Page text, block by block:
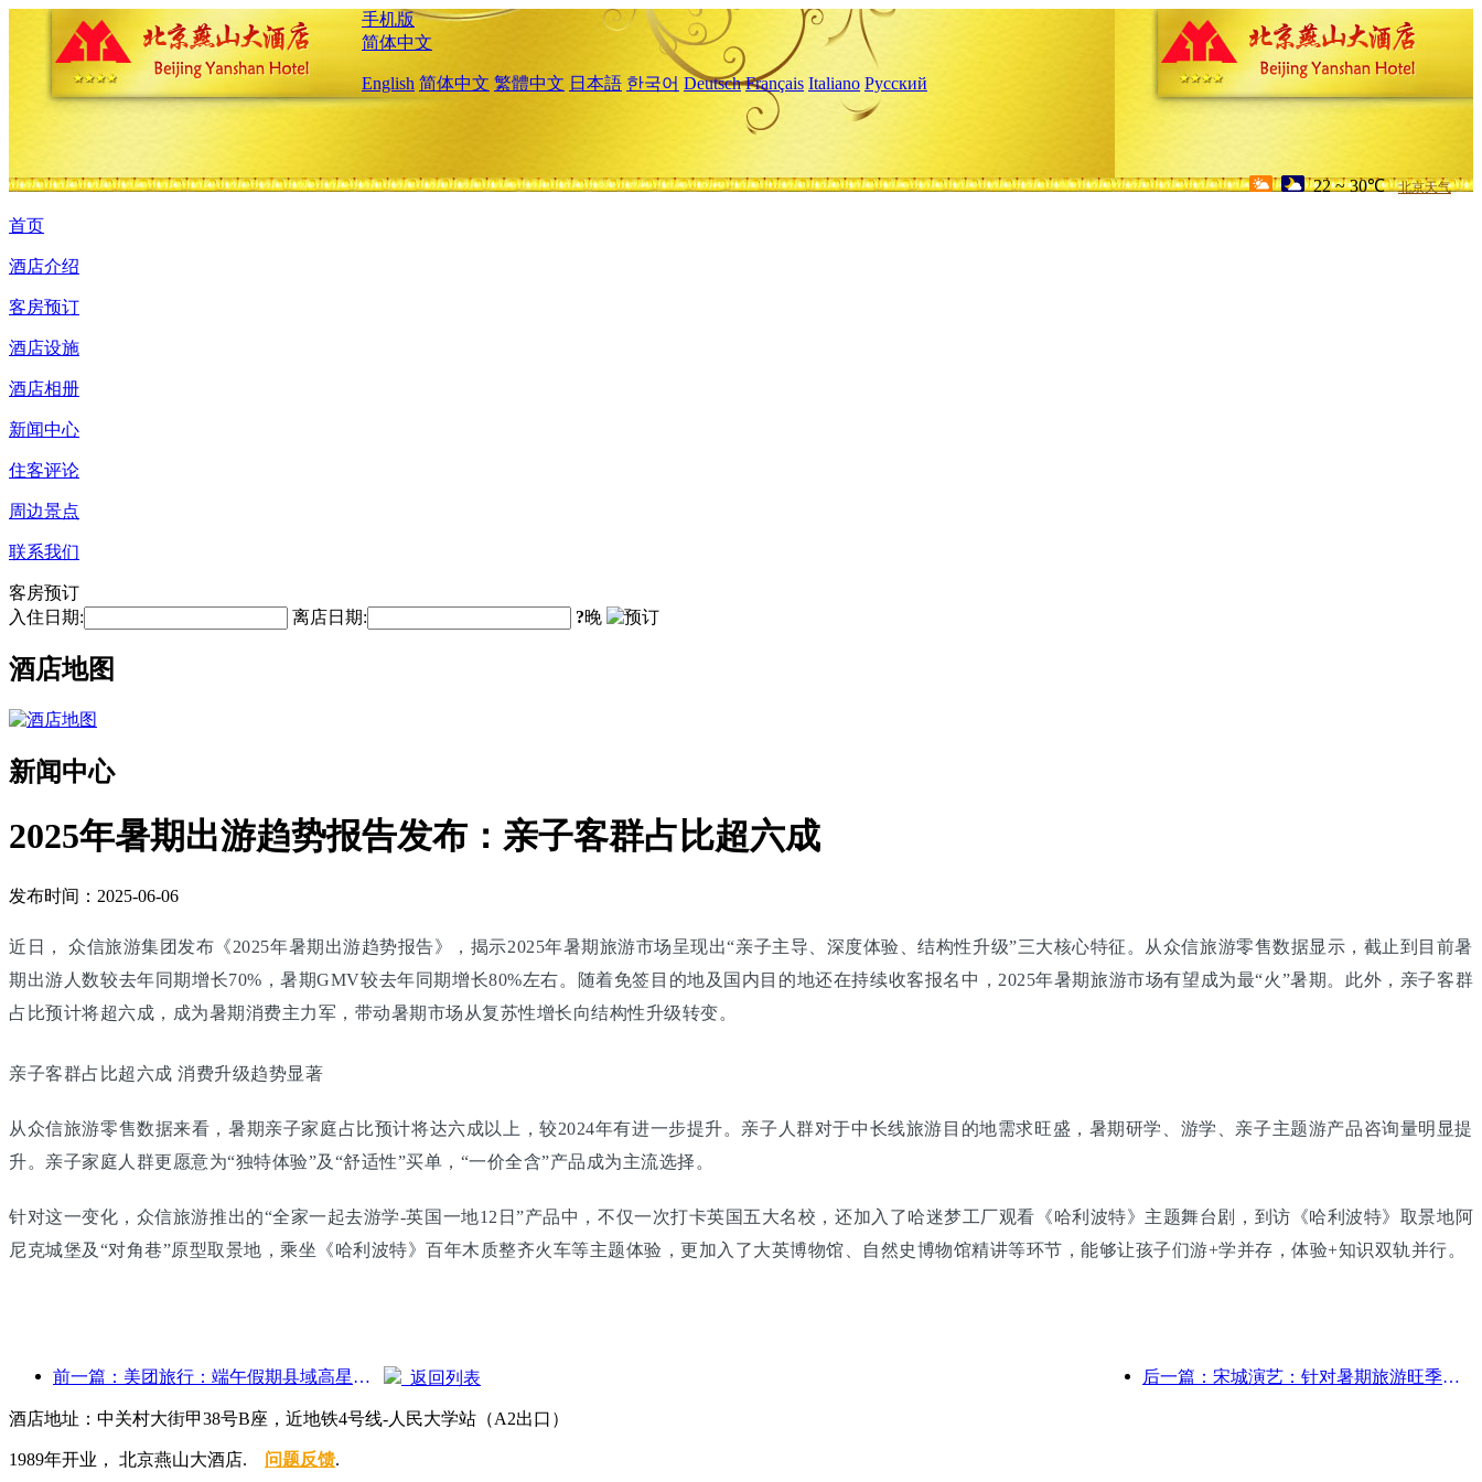
手机版
简体中文
English 简体中文 繁體中文 日本語 한국어 Deutsch Français Italiano Русский
22 ~ 30℃ 北京天气
首页
酒店介绍
客房预订
酒店设施
酒店相册
新闻中心
住客评论
周边景点
联系我们
客房预订
入住日期:
离店日期: ?晚
酒店地图
新闻中心
2025年暑期出游趋势报告发布：亲子客群占比超六成
发布时间：2025-06-06
近日， 众信旅游集团发布《2025年暑期出游趋势报告》，揭示2025年暑期旅游市场呈现出“亲子主导、深度体验、结构性升级”三大核心特征。从众信旅游零售数据显示，截止到目前暑
期出游人数较去年同期增长70%，暑期GMV较去年同期增长80%左右。随着免签目的地及国内目的地还在持续收客报名中，2025年暑期旅游市场有望成为最“火”暑期。此外，亲子客群
占比预计将超六成，成为暑期消费主力军，带动暑期市场从复苏性增长向结构性升级转变。
亲子客群占比超六成 消费升级趋势显著
从众信旅游零售数据来看，暑期亲子家庭占比预计将达六成以上，较2024年有进一步提升。亲子人群对于中长线旅游目的地需求旺盛，暑期研学、游学、亲子主题游产品咨询量明显提
升。亲子家庭人群更愿意为“独特体验”及“舒适性”买单，“一价全含”产品成为主流选择。
针对这一变化，众信旅游推出的“全家一起去游学-英国一地12日”产品中，不仅一次打卡英国五大名校，还加入了哈迷梦工厂观看《哈利波特》主题舞台剧，到访《哈利波特》取景地阿
尼克城堡及“对角巷”原型取景地，乘坐《哈利波特》百年木质整齐火车等主题体验，更加入了大英博物馆、自然史博物馆精讲等环节，能够让孩子们游+学并存，体验+知识双轨并行。
前一篇：美团旅行：端午假期县域高星酒店预订火热，亲子家庭成主力 后一篇：宋城演艺：针对暑期旅游旺季将做好市场和活动内容双端准备
返回列表
酒店地址：中关村大街甲38号B座，近地铁4号线-人民大学站（A2出口）
1989年开业， 北京燕山大酒店. 问题反馈.